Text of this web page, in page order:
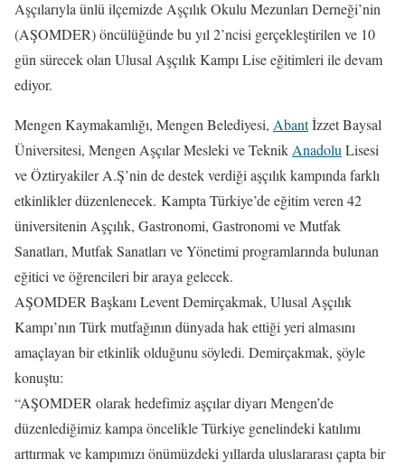
Aşçılarıyla ünlü ilçemizde Aşçılık Okulu Mezunları Derneği’nin
(AŞOMDER) öncülüğünde bu yıl 2’ncisi gerçekleştirilen ve 10
gün sürecek olan Ulusal Aşçılık Kampı Lise eğitimleri ile devam
ediyor.
Mengen Kaymakamlığı, Mengen Belediyesi, Abantİzzet Baysal
Üniversitesi, Mengen Aşçılar Mesleki ve Teknik Anadolu Lisesi
ve Öztiryakiler A.Ş’nin de destek verdiği aşçılık kampında farklı
etkinlikler düzenlenecek. Kampta Türkiye’de eğitim veren 42
üniversitenin Aşçılık, Gastronomi, Gastronomi ve Mutfak
Sanatları, Mutfak Sanatları ve Yönetimi programlarında bulunan
eğitici ve öğrencileri bir araya gelecek.
AŞOMDER Başkanı Levent Demirçakmak, Ulusal Aşçılık
Kampı’nın Türk mutfağının dünyada hak ettiği yeri almasını
amaçlayan bir etkinlik olduğunu söyledi. Demirçakmak, şöyle
konuştu:
“AŞOMDER olarak hedefimiz aşçılar diyarı Mengen’de
düzenlediğimiz kampa öncelikle Türkiye genelindeki katılımı
arttırmak ve kampımızı önümüzdeki yıllarda uluslararası çapta bir